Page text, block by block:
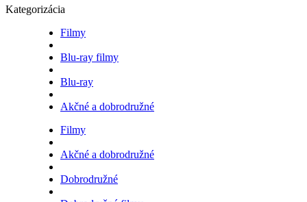
Kategorizácia
Filmy
Blu-ray filmy
Blu-ray
Akčné a dobrodružné
Filmy
Akčné a dobrodružné
Dobrodružné